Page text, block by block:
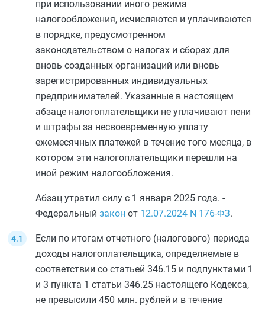
при использовании иного режима
налогообложения, исчисляются и уплачиваются
в порядке, предусмотренном
законодательством о налогах и сборах для
вновь созданных организаций или вновь
зарегистрированных индивидуальных
предпринимателей. Указанные в настоящем
абзаце налогоплательщики не уплачивают пени
и штрафы за несвоевременную уплату
ежемесячных платежей в течение того месяца, в
котором эти налогоплательщики перешли на
иной режим налогообложения.
Абзац утратил силу с 1 января 2025 года. -
Федеральный закон от 12.07.2024 N 176-ФЗ.
Если по итогам отчетного (налогового) периода
доходы налогоплательщика, определяемые в
соответствии со статьей 346.15 и подпунктами 1
и 3 пункта 1 статьи 346.25 настоящего Кодекса,
не превысили 450 млн. рублей и в течение